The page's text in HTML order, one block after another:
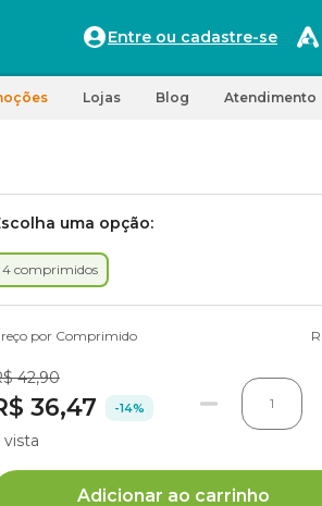
Entre ou cadastre-se
Lojas Blog Atendimento
uma opção:
4 comprimidos
por Comprimido
42,90
36,47 -14% 1
vista
Adicionar ao carrinho